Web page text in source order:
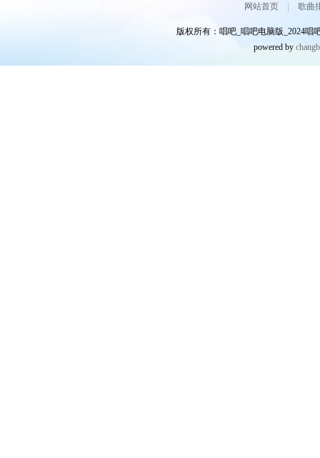
网站首页| 歌曲
版权所有：唱吧_唱吧电脑版_2024唱
powered by